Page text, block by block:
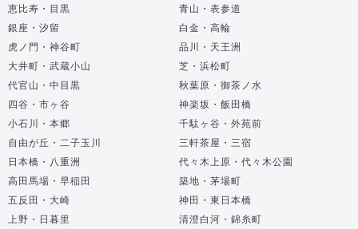
恵比寿・目黒
青山・表参道
銀座・汐留
白金・高輪
虎ノ門・神谷町
品川・天王洲
大井町・武蔵小山
芝・浜松町
代官山・中目黒
秋葉原・御茶ノ水
四谷・市ヶ谷
神楽坂・飯田橋
小石川・本郷
千駄ヶ谷・外苑前
自由が丘・二子玉川
三軒茶屋・三宿
日本橋・八重洲
代々木上原・代々木公園
高田馬場・早稲田
築地・茅場町
五反田・大崎
神田・東日本橋
上野・日暮里
清澄白河・錦糸町